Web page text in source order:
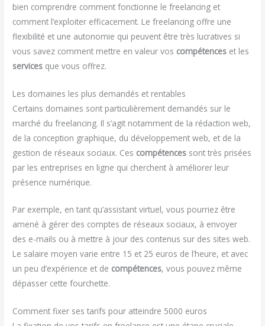
bien comprendre comment fonctionne le freelancing et
comment l’exploiter efficacement. Le freelancing offre une
flexibilité et une autonomie qui peuvent être très lucratives si
vous savez comment mettre en valeur vos compétences et les
services que vous offrez.
Les domaines les plus demandés et rentables
Certains domaines sont particulièrement demandés sur le
marché du freelancing. Il s’agit notamment de la rédaction web,
de la conception graphique, du développement web, et de la
gestion de réseaux sociaux. Ces compétences sont très prisées
par les entreprises en ligne qui cherchent à améliorer leur
présence numérique.
Par exemple, en tant qu’assistant virtuel, vous pourriez être
amené à gérer des comptes de réseaux sociaux, à envoyer
des e-mails ou à mettre à jour des contenus sur des sites web.
Le salaire moyen varie entre 15 et 25 euros de l’heure, et avec
un peu d’expérience et de compétences, vous pouvez même
dépasser cette fourchette.
Comment fixer ses tarifs pour atteindre 5000 euros